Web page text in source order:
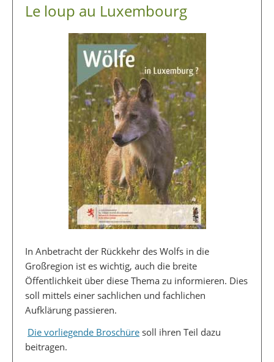
Le loup au Luxembourg
In Anbetracht der Rückkehr des Wolfs in die
Großregion ist es wichtig, auch die breite
Öffentlichkeit über diese Thema zu informieren. Dies
soll mittels einer sachlichen und fachlichen
Aufklärung passieren.
Die vorliegende Broschüre soll ihren Teil dazu
beitragen.